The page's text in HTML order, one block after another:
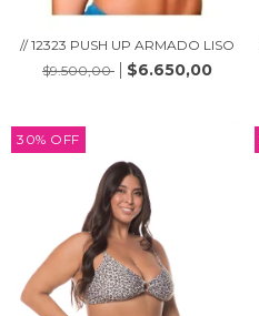
// 12323 PUSH UP ARMADO LISO
$9.500,00
$6.650,00
30% OFF